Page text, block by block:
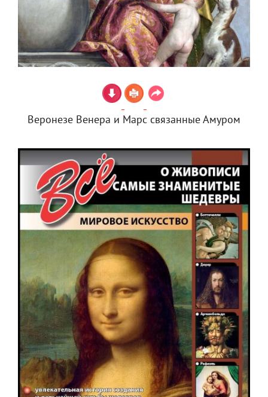
Веронезе Венера и Марс связанные Амуром